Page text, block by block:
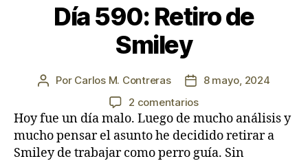
Día 590: Retiro de
Smiley
Autor
la
entrada
Por Carlos M. Contreras
Fecha
entrada
8 mayo, 2024
2 comentariosen
Día
590:
Retiro
Hoy fue un día malo. Luego de mucho análisis y
mucho pensar el asunto he decidido retirar a
Smiley de trabajar como perro guía. Sin